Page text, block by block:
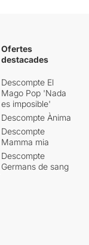
Ofertes
destacades
Descompte El
Mago Pop 'Nada
es imposible'
Descompte Ànima
Descompte
Mamma mia
Descompte
Germans de sang